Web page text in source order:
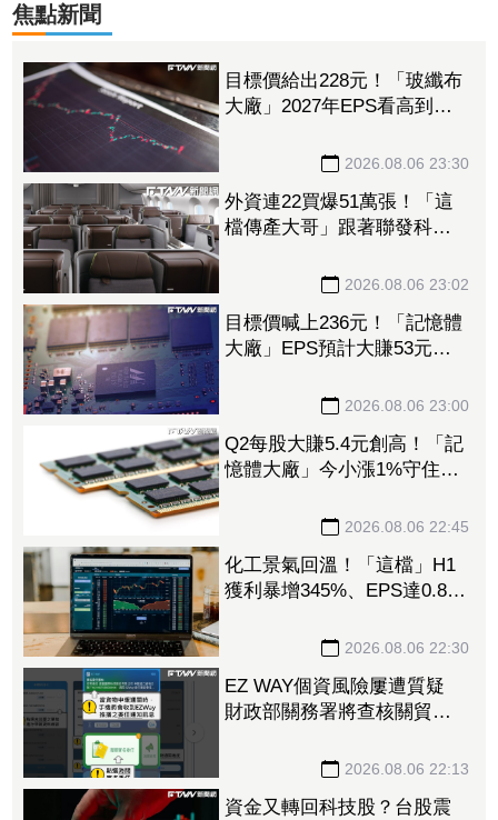
焦點新聞
目標價給出228元！「玻纖布
大廠」2027年EPS看高到
投資挹注營收 2026.08.06 23:30
外資連22買爆51萬張！「這
檔傳產大哥」跟著聯發科發
2026.08.06 23:02
目標價喊上236元！「記憶體
大廠」EPS預計大賺53元
2026.08.06 23:00
Q2每股大賺5.4元創高！「記
憶體大廠」今小漲1%守住連
抱回7549萬元 2026.08.06 22:45
化工景氣回溫！「這檔」H1
獲利暴增345%、EPS達0.89
2026.08.06 22:30
EZ WAY個資風險屢遭質疑
財政部關務署將查核關貿公
2026.08.06 22:13
資金又轉回科技股？台股震